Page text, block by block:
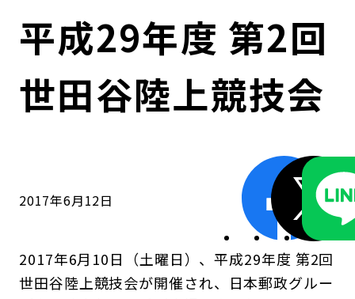
コンプライアンス
ガバナンス
個人投資家のみなさまへ
株式情報
担当役員メッセージ
サステナビリティマネジメント
ガバナンス
平成29年度 第2回
世田谷陸上競技会
2017年6月12日
2017年6月10日（土曜日）、平成29年度 第2回
世田谷陸上競技会が開催され、日本郵政グルー